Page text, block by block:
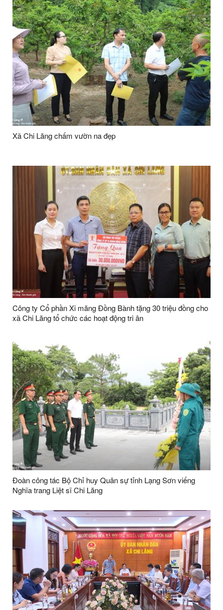
Xã Chi Lăng chấm vườn na đẹp
Công ty Cổ phần Xi măng Đồng Bành tặng 30 triệu đồng cho
xã Chi Lăng tổ chức các hoạt động tri ân
Đoàn công tác Bộ Chỉ huy Quân sự tỉnh Lạng Sơn viếng
Nghĩa trang Liệt sĩ Chi Lăng